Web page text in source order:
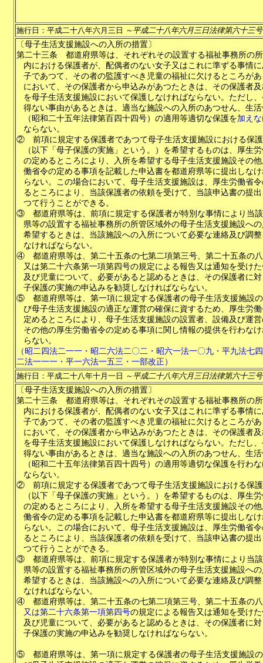
施行日：平成二十八年六月三日 ～平成二十八年六月三日法律第六十三
〔母子生活支援施設への入所の措置〕
第二十三条
都道府県等は、それぞれその設置する福祉事務所の
内における保護者が、配偶者のない女子又はこれに準ずる事情
子であつて、その者の監護すべき児童の福祉に欠けるところが
において、その保護者から申込みがあつたときは、その保護者
を母子生活支援施設において保護しなければならない。ただし
得ない事由があるときは、適当な施設への入所のあつせん、生
（昭和二十五年法律第百四十四号）の適用等適切な保護を加え
ならない。
②
前項に規定する保護者であつて母子生活支援施設における保
（以下「母子保護の実施」という。）を希望するものは、厚生
の定めるところにより、入所を希望する母子生活支援施設その
働省令の定める事項を記載した申込書を都道府県等に提出しな
らない。この場合において、母子生活支援施設は、厚生労働省
るところにより、当該保護者の依頼を受けて、当該申込書の提
つて行うことができる。
③
都道府県等は、前項に規定する保護者が特別な事情により当
県等の設置する福祉事務所の所管区域外の母子生活支援施設へ
希望するときは、当該施設への入所について必要な連絡及び調
なければならない。
④
都道府県等は、第二十五条の七第二項第三号、第二十五条の
又は第二十六条第一項第四号の規定による報告又は通知を受け
及び児童について、必要があると認めるときは、その保護者に
子保護の実施の申込みを勧奨しなければならない。
⑤
都道府県等は、第一項に規定する保護者の母子生活支援施設
び母子生活支援施設の適正な運営の確保に資するため、厚生労
定めるところにより、母子生活支援施設の設置者、設備及び運
その他の厚生労働省令の定める事項に関し情報の提供を行わな
らない。
（昭二四法二一一・昭二六法二〇二・昭六一法一〇九・平九法七
二法一一一・平一六法一五三・一部改正）
施行日：平成二十八年十月一日 ～平成二十八年六月三日法律第六十三
〔母子生活支援施設への入所の措置〕
第二十三条
都道府県等は、それぞれその設置する福祉事務所の
内における保護者が、配偶者のない女子又はこれに準ずる事情
子であつて、その者の監護すべき児童の福祉に欠けるところが
において、その保護者から申込みがあつたときは、その保護者
を母子生活支援施設において保護しなければならない。ただし
得ない事由があるときは、適当な施設への入所のあつせん、生
（昭和二十五年法律第百四十四号）の適用等適切な保護を行わ
ならない。
②
前項に規定する保護者であつて母子生活支援施設における保
（以下「母子保護の実施」という。）を希望するものは、厚生
の定めるところにより、入所を希望する母子生活支援施設その
働省令の定める事項を記載した申込書を都道府県等に提出しな
らない。この場合において、母子生活支援施設は、厚生労働省
るところにより、当該保護者の依頼を受けて、当該申込書の提
つて行うことができる。
③
都道府県等は、前項に規定する保護者が特別な事情により当
県等の設置する福祉事務所の所管区域外の母子生活支援施設へ
希望するときは、当該施設への入所について必要な連絡及び調
なければならない。
④
都道府県等は、第二十五条の七第二項第三号、第二十五条の
又は第二十六条第一項第四号の規定による報告又は通知を受け
及び児童について、必要があると認めるときは、その保護者に
子保護の実施の申込みを勧奨しなければならない。
⑤
都道府県等は、第一項に規定する保護者の母子生活支援施設